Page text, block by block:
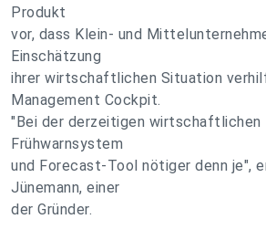
Produkt
vor, dass Klein- und
Einschätzung
ihrer wirtschaftlichen Situation
Management Cockpit.
"Bei der derzeitigen wirtschaftlichen
Frühwarnsystem
und Forecast-Tool nötiger denn je",
Jünemann, einer
der Gründer.